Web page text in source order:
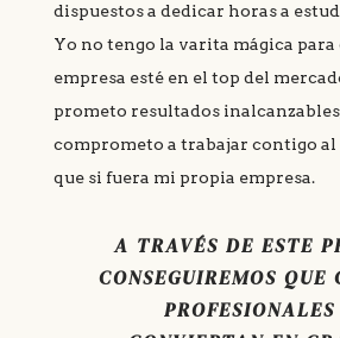
dispuestos a dedicar horas a
Yo no tengo la varita mágica
empresa esté en el top del
prometo resultados
comprometo a trabajar contigo
que si fuera mi propia empresa.
A TRAVÉS DE ESTE
CONSEGUIREMOS QUE
PROFESIONALES